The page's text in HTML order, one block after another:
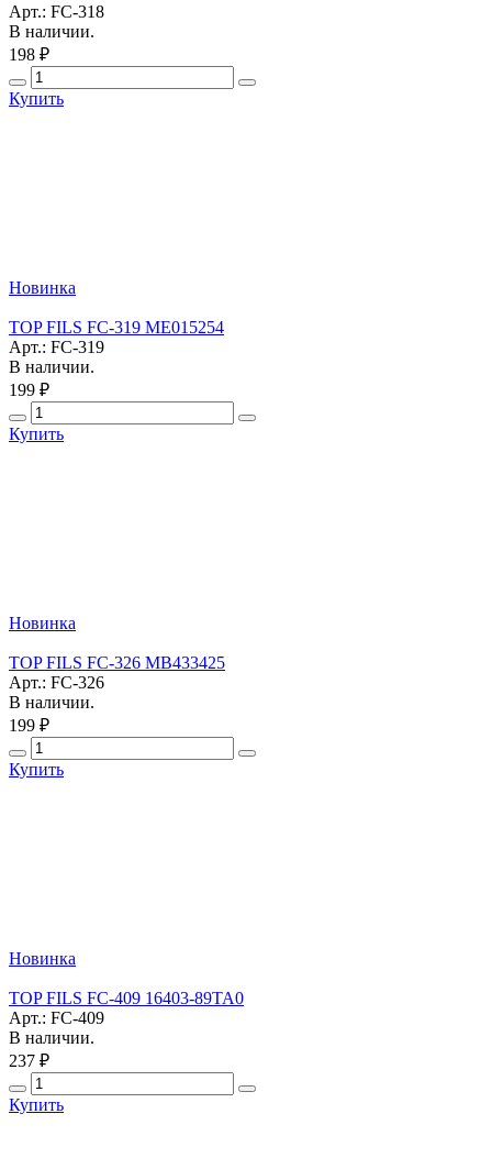
Арт.: FC-318
В наличии.
198 ₽
Купить
Новинка
TOP FILS FC-319 ME015254
Арт.: FC-319
В наличии.
199 ₽
Купить
Новинка
TOP FILS FC-326 MB433425
Арт.: FC-326
В наличии.
199 ₽
Купить
Новинка
TOP FILS FC-409 16403-89TA0
Арт.: FC-409
В наличии.
237 ₽
Купить